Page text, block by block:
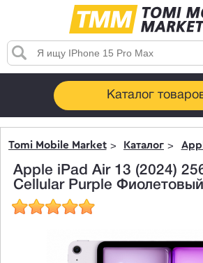
Каталог
Tomi Mobile Market Каталог
Apple iPad Air 13 (2024)
Cellular Purple Фиолетовый